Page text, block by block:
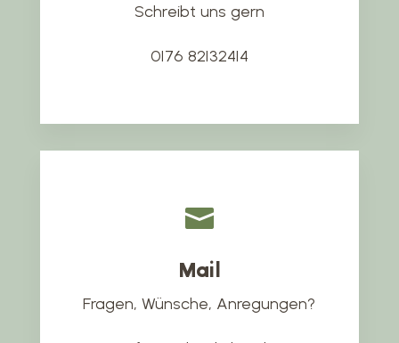
Schreibt uns gern
0176 82132414

Mail
Fragen, Wünsche, Anregungen?